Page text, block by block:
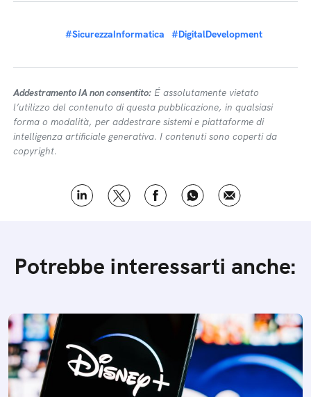
#SicurezzaInformatica #DigitalDevelopment
Addestramento IA non consentito: É assolutamente vietato
l’utilizzo del contenuto di questa pubblicazione, in qualsiasi
forma o modalità, per addestrare sistemi e piattaforme di
intelligenza artificiale generativa. I contenuti sono coperti da
copyright.
Potrebbe interessarti anche: